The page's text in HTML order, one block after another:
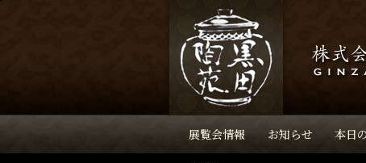
展覧会情報 お知らせ 本日